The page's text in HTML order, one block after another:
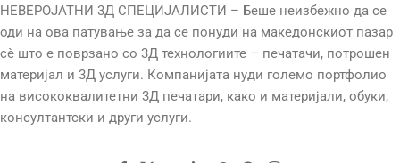
ТЕМП. НА КРЕВЕТ
80-100°C
ТЕХНОЛОГИЈА FDM
1000g
НЕВЕРОЈАТНИ 3Д СПЕЦИЈАЛИСТИ – Беше неизбежно да се
оди на ова патување за да се понуди на македонскиот пазар
сè што е поврзано со 3Д технологиите – печатачи, потрошен
материјал и 3Д услуги. Компанијата нуди големо портфолио
на висококвалитетни 3Д печатари, како и материјали, обуки,
консултантски и други услуги.